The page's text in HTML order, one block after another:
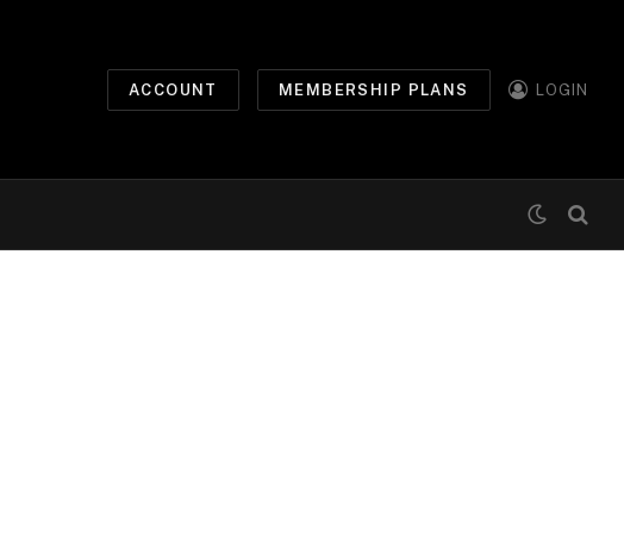
ACCOUNT MEMBERSHIP PLANS LOGIN